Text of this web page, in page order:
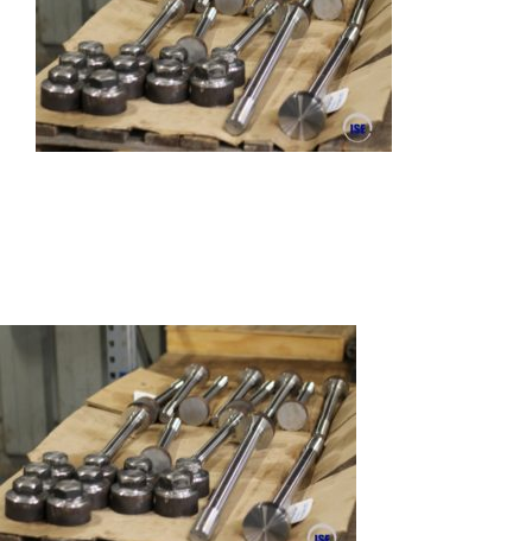
Autres produits
Boulonnerie spéciale
Français
Nederlands